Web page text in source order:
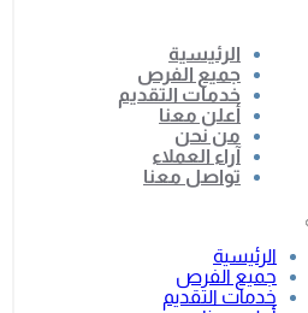
الرئيسية
جميع الفرص
خدمات التقديم
أعلن معنا
من نحن
آراء العملاء
تواصل معنا
الرئيسية
جميع الفرص
خدمات التقديم